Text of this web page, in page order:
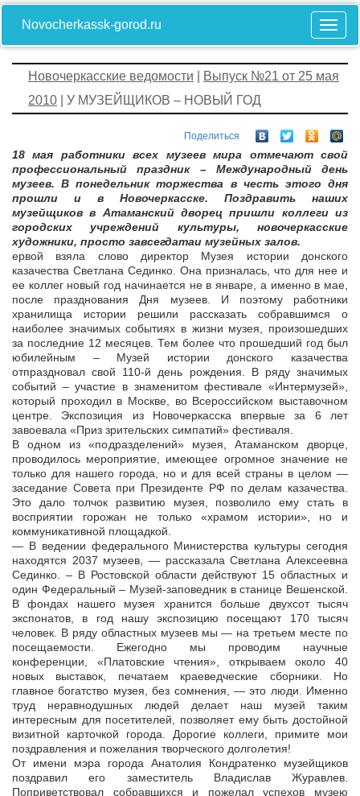
Novocherkassk-gorod.ru
Новочеркасские ведомости
Выпуск №21 от 25 мая
2010 | У МУЗЕЙЩИКОВ – НОВЫЙ ГОД
Поделиться
18 мая работники всех музеев мира отмечают свой
профессиональный праздник – Международный день
музеев. В понедельник торжества в честь этого дня
прошли и в Новочеркасске. Поздравить наших
музейщиков в Атаманский дворец пришли коллеги из
городских учреждений культуры, новочеркасские
художники, просто завсегдатаи музейных залов.
ервой взяла слово директор Музея истории донского
казачества Светлана Сединко. Она призналась, что для нее и
ее коллег новый год начинается не в январе, а именно в мае,
после празднования Дня музеев. И поэтому работники
хранилища истории решили рассказать собравшимся о
наиболее значимых событиях в жизни музея, произошедших
за последние 12 месяцев. Тем более что прошедший год был
юбилейным – Музей истории донского казачества
отпраздновал свой 110-й день рождения. В ряду значимых
событий – участие в знаменитом фестивале «Интермузей»,
который проходил в Москве, во Всероссийском выставочном
центре. Экспозиция из Новочеркасска впервые за 6 лет
завоевала «Приз зрительских симпатий» фестиваля.
В одном из «подразделений» музея, Атаманском дворце,
проводилось мероприятие, имеющее огромное значение не
только для нашего города, но и для всей страны в целом —
заседание Совета при Президенте РФ по делам казачества.
Это дало толчок развитию музея, позволило ему стать в
восприятии горожан не только «храмом истории», но и
коммуникативной площадкой.
— В ведении федерального Министерства культуры сегодня
находятся 2037 музеев, — рассказала Светлана Алексеевна
Сединко. – В Ростовской области действуют 15 областных и
один Федеральный – Музей-заповедник в станице Вешенской.
В фондах нашего музея хранится больше двухсот тысяч
экспонатов, в год нашу экспозицию посещают 170 тысяч
человек. В ряду областных музеев мы — на третьем месте по
посещаемости. Ежегодно мы проводим научные
конференции, «Платовские чтения», открываем около 40
новых выставок, печатаем краеведческие сборники. Но
главное богатство музея, без сомнения, — это люди. Именно
труд неравнодушных людей делает наш музей таким
интересным для посетителей, позволяет ему быть достойной
визитной карточкой города. Дорогие коллеги, примите мои
поздравления и пожелания творческого долголетия!
От имени мэра города Анатолия Кондратенко музейщиков
поздравил его заместитель Владислав Журавлев.
Поприветствовал собравшихся и пожелал успехов музею